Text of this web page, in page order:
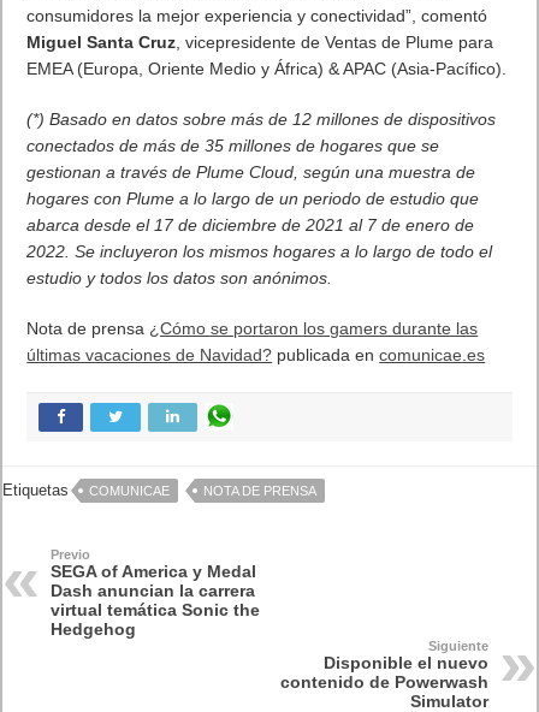
consumidores la mejor experiencia y conectividad”, comentó
Miguel Santa Cruz , vicepresidente de Ventas de Plume para
EMEA (Europa, Oriente Medio y África) & APAC (Asia-Pacífico).
(*) Basado en datos sobre más de 12 millones de dispositivos
conectados de más de 35 millones de hogares que se
gestionan a través de Plume Cloud, según una muestra de
hogares con Plume a lo largo de un periodo de estudio que
abarca desde el 17 de diciembre de 2021 al 7 de enero de
2022. Se incluyeron los mismos hogares a lo largo de todo el
estudio y todos los datos son anónimos.
Nota de prensa ¿Cómo se portaron los gamers durante las
últimas vacaciones de Navidad? publicada encomunicae.es
Etiquetas COMUNICAE NOTA DE PRENSA
Previo
SEGA of America y Medal
Dash anuncian la carrera
virtual temática Sonic the
Hedgehog
Siguiente
Disponible el nuevo
contenido de Powerwash
Simulator